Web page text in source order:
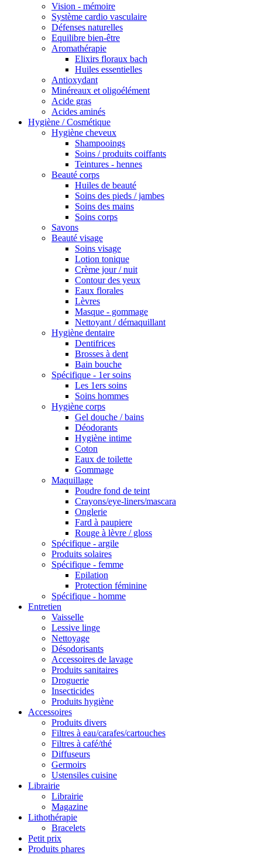
Vision - mémoire
Système cardio vasculaire
Défenses naturelles
Equilibre bien-être
Aromathérapie
Elixirs floraux bach
Huiles essentielles
Antioxydant
Minéreaux et oligoélément
Acide gras
Acides aminés
Hygiène / Cosmétique
Hygiène cheveux
Shampooings
Soins / produits coiffants
Teintures - hennes
Beauté corps
Huiles de beauté
Soins des pieds / jambes
Soins des mains
Soins corps
Savons
Beauté visage
Soins visage
Lotion tonique
Crème jour / nuit
Contour des yeux
Eaux florales
Lèvres
Masque - gommage
Nettoyant / démaquillant
Hygiène dentaire
Dentifrices
Brosses à dent
Bain bouche
Spécifique - 1er soins
Les 1ers soins
Soins hommes
Hygiène corps
Gel douche / bains
Déodorants
Hygiène intime
Coton
Eaux de toilette
Gommage
Maquillage
Poudre fond de teint
Crayons/eye-liners/mascara
Onglerie
Fard à paupiere
Rouge à lèvre / gloss
Spécifique - argile
Produits solaires
Spécifique - femme
Epilation
Protection féminine
Spécifique - homme
Entretien
Vaisselle
Lessive linge
Nettoyage
Désodorisants
Accessoires de lavage
Produits sanitaires
Droguerie
Insecticides
Produits hygiène
Accessoires
Produits divers
Filtres à eau/carafes/cartouches
Filtres à café/thé
Diffuseurs
Germoirs
Ustensiles cuisine
Librairie
Librairie
Magazine
Lithothérapie
Bracelets
Petit prix
Produits phares